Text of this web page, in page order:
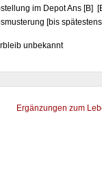
im Depot Ans [B]
[bis
unbekannt
Ergänzungen zum